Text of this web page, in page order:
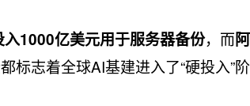
1000亿美元用于服务器备份​，而
标志着全球AI基建进入了“硬投入”阶